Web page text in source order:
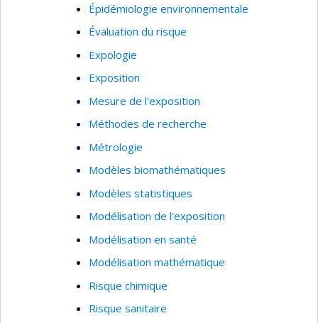
Épidémiologie environnementale
Évaluation du risque
Expologie
Exposition
Mesure de l'exposition
Méthodes de recherche
Métrologie
Modèles biomathématiques
Modèles statistiques
Modélisation de l'exposition
Modélisation en santé
Modélisation mathématique
Risque chimique
Risque sanitaire